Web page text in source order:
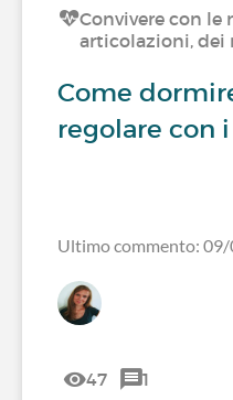
Convivere con
articolazioni, dei
Come
regolare con
Ultimo commento:
47 1